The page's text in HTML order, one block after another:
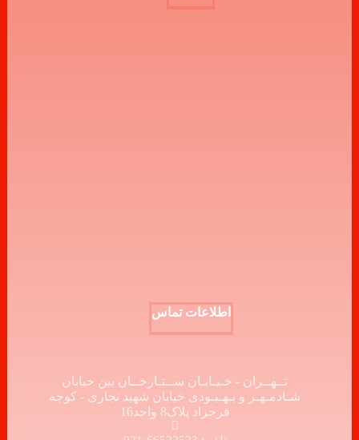
اطلاعات تماس
تــهــران - خـیـابـان ســتـارخــان بین خیابان
شـادمـهـر و بـهـبـودی خیابان شهید نجاری - کوچه
فرحزاد پلاک8 واحد16